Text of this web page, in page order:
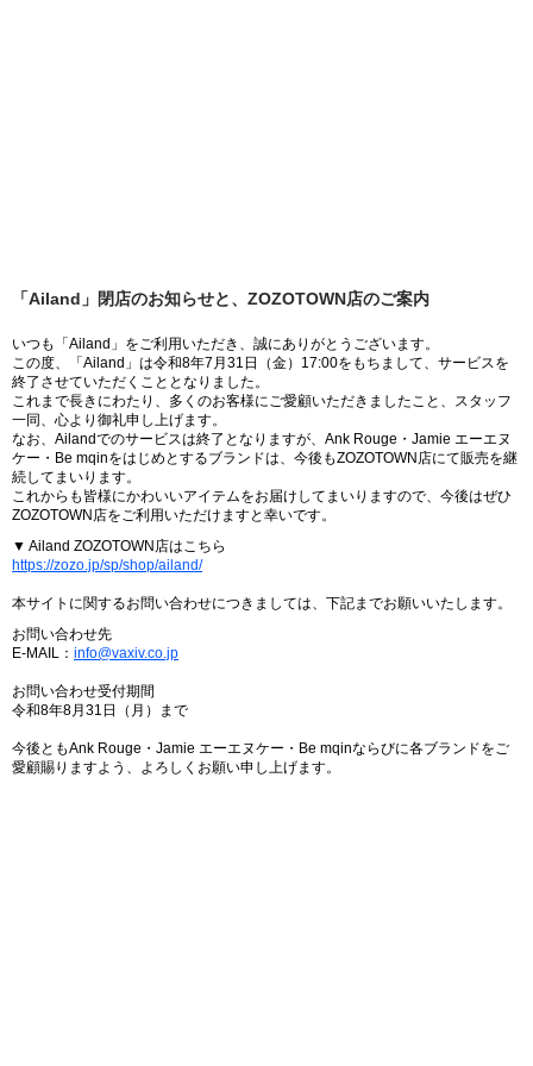
「Ailand」閉店のお知らせと、ZOZOTOWN店のご案内
いつも「Ailand」をご利用いただき、誠にありがとうございます。
この度、「Ailand」は令和8年7月31日（金）17:00をもちまして、サービスを
終了させていただくこととなりました。
これまで長きにわたり、多くのお客様にご愛顧いただきましたこと、スタッフ
一同、心より御礼申し上げます。
なお、Ailandでのサービスは終了となりますが、Ank Rouge・Jamie エーエヌ
ケー・Be mqinをはじめとするブランドは、今後もZOZOTOWN店にて販売を継
続してまいります。
これからも皆様にかわいいアイテムをお届けしてまいりますので、今後はぜひ
ZOZOTOWN店をご利用いただけますと幸いです。
▼ Ailand ZOZOTOWN店はこちら
https://zozo.jp/sp/shop/ailand/
本サイトに関するお問い合わせにつきましては、下記までお願いいたします。
お問い合わせ先
E-MAIL： info@vaxiv.co.jp
お問い合わせ受付期間
令和8年8月31日（月）まで
今後ともAnk Rouge・Jamie エーエヌケー・Be mqinならびに各ブランドをご
愛顧賜りますよう、よろしくお願い申し上げます。